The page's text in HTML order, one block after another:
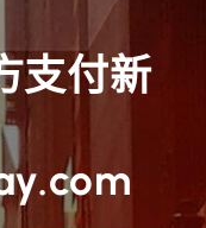
支付新